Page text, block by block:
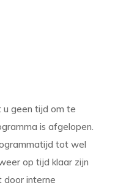
u geen tijd om te
is afgelopen.
tot wel
op tijd klaar zijn
door interne